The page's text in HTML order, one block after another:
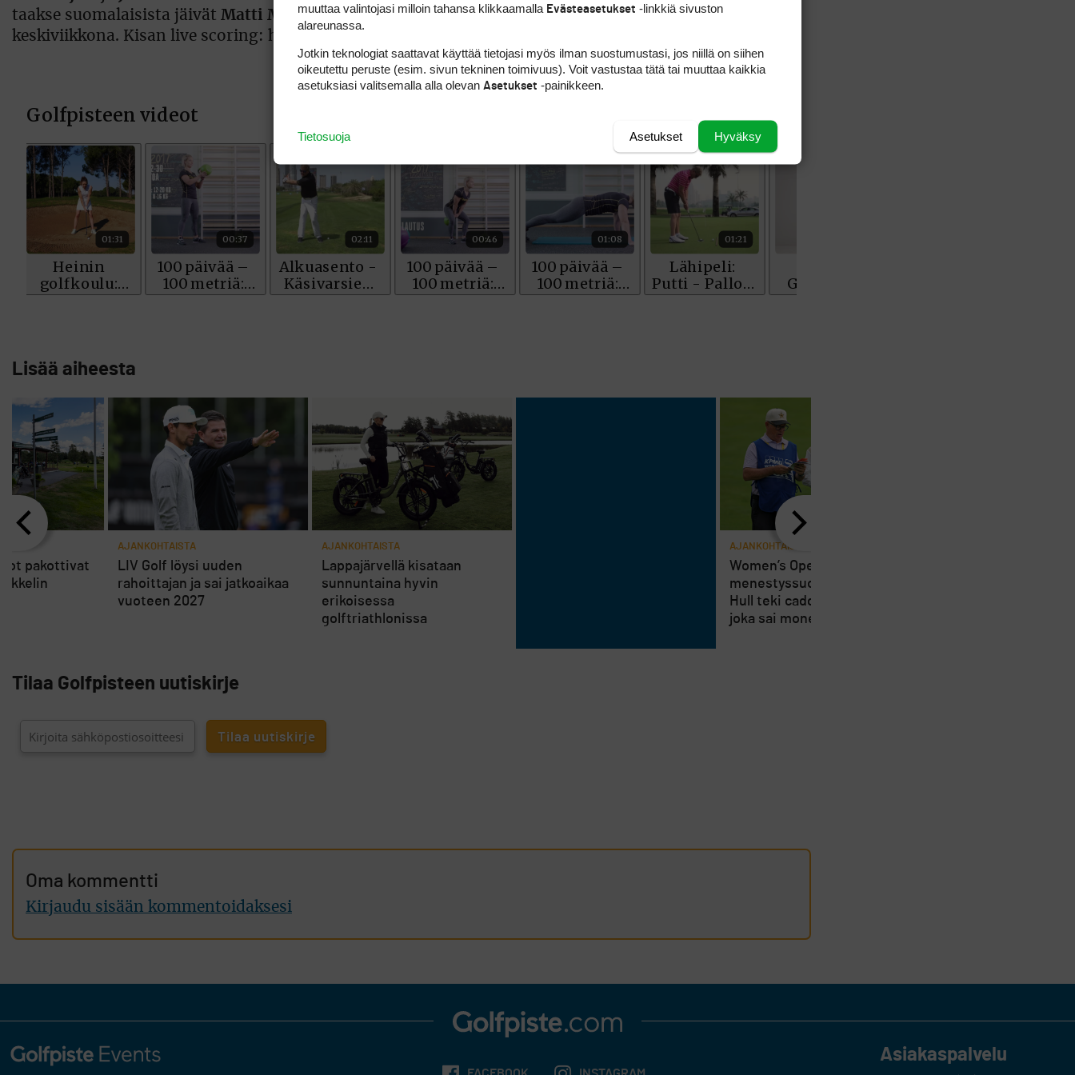
taakse suomalaisista jäivät Matti Meriläinen,Tuomas TuovinenjaJomi Suhonen. Kilpailu päättyy
keskiviikkona. Kisan live scoring: http://www.renaultepdtour.de/
Lisää aiheesta
AJANKOHTAISTA
Lappajärvellä kisataan
sunnuntaina hyvin
erikoisessa
golftriathlonissa
AJANKOHTAISTA
Women’s Openin
menestyssuosikki Charley
Hull teki caddielleen pilan,
joka sai monet suuttumaan
pakottivat
AJANKOHTAISTA
LIV Golf löysi uuden
rahoittajan ja sai jatkoaikaa
vuoteen 2027
Tilaa Golfpisteen uutiskirje
Oma kommentti
Kirjaudu sisään kommentoidaksesi
Asiakaspalvelu
muuttaa valintojasi milloin tahansa klikkaamalla Evästeasetukset -linkkiä sivuston
alareunassa.
Jotkin teknologiat saattavat käyttää tietojasi myös ilman suostumustasi, jos niillä on siihen
oikeutettu peruste (esim. sivun tekninen toimivuus). Voit vastustaa tätä tai muuttaa kaikkia
asetuksiasi valitsemalla alla olevan Asetukset -painikkeen.
Hyväksy
Asetukset
Tietosuoja